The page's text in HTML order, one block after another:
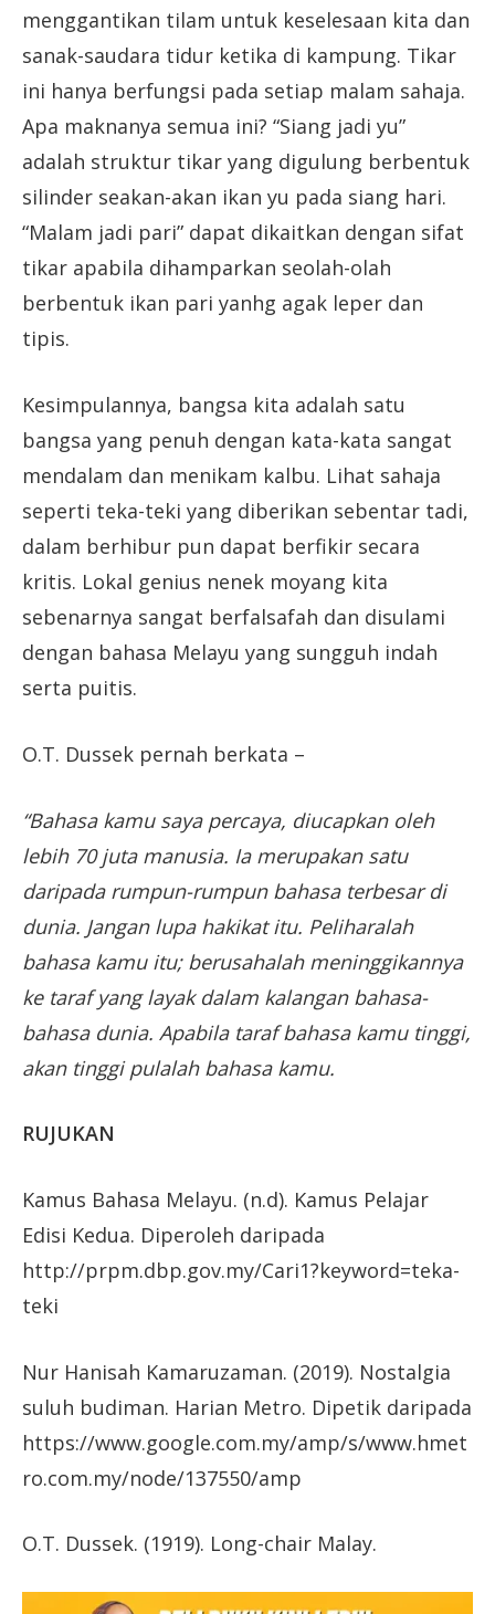
menggantikan tilam untuk keselesaan kita dan
sanak-saudara tidur ketika di kampung. Tikar
ini hanya berfungsi pada setiap malam sahaja.
Apa maknanya semua ini? “Siang jadi yu”
adalah struktur tikar yang digulung berbentuk
silinder seakan-akan ikan yu pada siang hari.
“Malam jadi pari” dapat dikaitkan dengan sifat
tikar apabila dihamparkan seolah-olah
berbentuk ikan pari yanhg agak leper dan
tipis.
Kesimpulannya, bangsa kita adalah satu
bangsa yang penuh dengan kata-kata sangat
mendalam dan menikam kalbu. Lihat sahaja
seperti teka-teki yang diberikan sebentar tadi,
dalam berhibur pun dapat berfikir secara
kritis. Lokal genius nenek moyang kita
sebenarnya sangat berfalsafah dan disulami
dengan bahasa Melayu yang sungguh indah
serta puitis.
O.T. Dussek pernah berkata –
“Bahasa kamu saya percaya, diucapkan oleh
lebih 70 juta manusia. Ia merupakan satu
daripada rumpun-rumpun bahasa terbesar di
dunia. Jangan lupa hakikat itu. Peliharalah
bahasa kamu itu; berusahalah meninggikannya
ke taraf yang layak dalam kalangan bahasa-
bahasa dunia. Apabila taraf bahasa kamu tinggi,
akan tinggi pulalah bahasa kamu.
RUJUKAN
Kamus Bahasa Melayu. (n.d). Kamus Pelajar
Edisi Kedua. Diperoleh daripada
http://prpm.dbp.gov.my/Cari1?keyword=teka-
teki
Nur Hanisah Kamaruzaman. (2019). Nostalgia
suluh budiman. Harian Metro. Dipetik daripada
https://www.google.com.my/amp/s/www.hmet
ro.com.my/node/137550/amp
O.T. Dussek. (1919). Long-chair Malay.